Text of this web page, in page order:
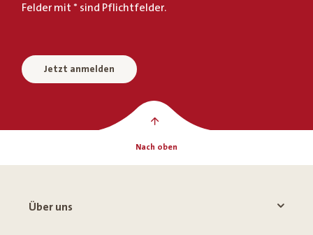
Felder mit * sind Pflichtfelder.
Jetzt anmelden
Nach oben
Über uns